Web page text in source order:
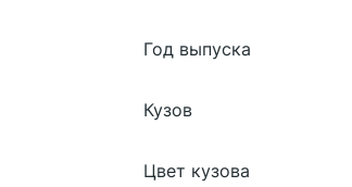
Год выпуска
Кузов
Цвет кузова